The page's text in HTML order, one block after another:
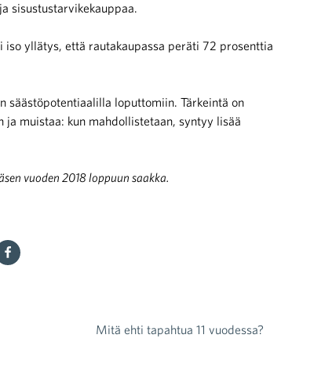
sisustustarvikekauppaa.
yllätys, että rautakaupassa peräti 72 prosenttia
säästöpotentiaalilla loputtomiin. Tärkeintä on
muistaa: kun mahdollistetaan, syntyy lisää
vuoden 2018 loppuun saakka.
Mitä ehti tapahtua 11 vuodessa?